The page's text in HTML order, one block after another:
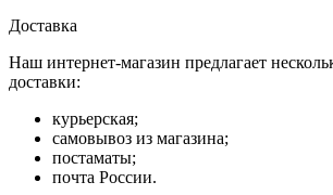
Доставка
Наш интернет-магазин предлагает
доставки:
курьерская;
самовывоз из магазина;
постаматы;
почта России.